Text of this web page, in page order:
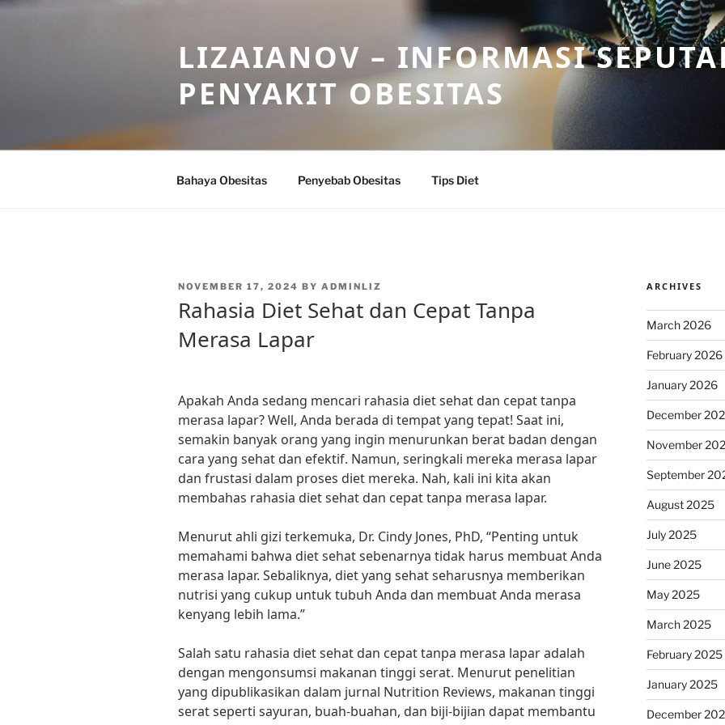
Skip
LIZAIANOV – INFORMASI
PENYAKIT OBESITAS
Bahaya Obesitas Penyebab Obesitas Tips Diet
POSTED
NOVEMBER 17, 2024 BY ADMINLIZ
Rahasia Diet Sehat dan Cepat Tanpa
Merasa Lapar
Apakah Anda sedang mencari rahasia diet sehat dan cepat tanpa
merasa lapar? Well, Anda berada di tempat yang tepat! Saat ini,
semakin banyak orang yang ingin menurunkan berat badan dengan
cara yang sehat dan efektif. Namun, seringkali mereka merasa lapar
dan frustasi dalam proses diet mereka. Nah, kali ini kita akan
membahas rahasia diet sehat dan cepat tanpa merasa lapar.
Menurut ahli gizi terkemuka, Dr. Cindy Jones, PhD, “Penting untuk
memahami bahwa diet sehat sebenarnya tidak harus membuat Anda
merasa lapar. Sebaliknya, diet yang sehat seharusnya memberikan
nutrisi yang cukup untuk tubuh Anda dan membuat Anda merasa
kenyang lebih lama.”
Salah satu rahasia diet sehat dan cepat tanpa merasa lapar adalah
dengan mengonsumsi makanan tinggi serat. Menurut penelitian
yang dipublikasikan dalam jurnal Nutrition Reviews, makanan tinggi
serat seperti sayuran, buah-buahan, dan biji-bijian dapat membantu
ARCHIVES
March 2026
February 2026
January 2026
December
November
September
August 2025
July 2025
June 2025
May 2025
March 2025
February 2025
January 2025
December